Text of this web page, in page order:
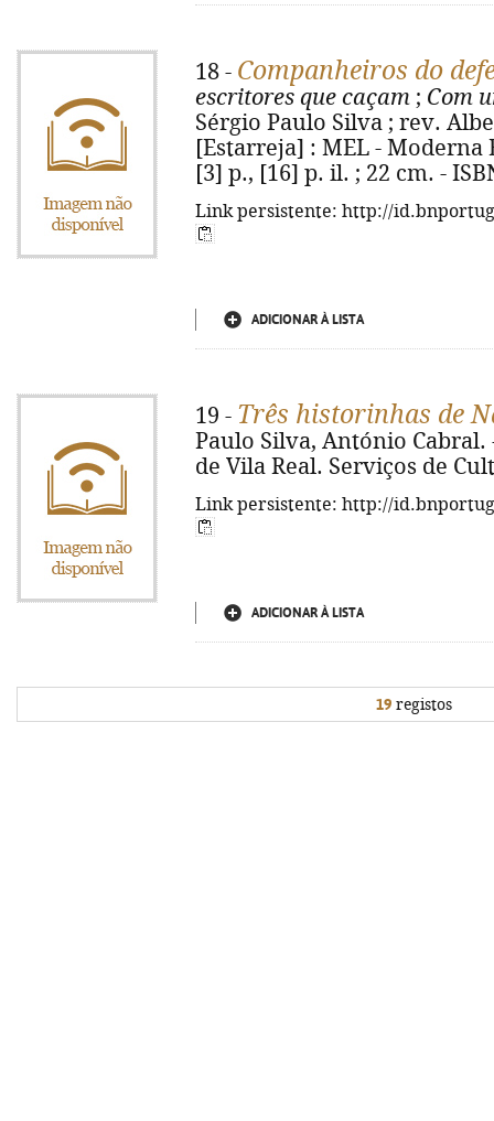
18 - Companheiros do
escritores que caçam ; Com
Sérgio Paulo Silva ; rev.
[Estarreja] : MEL - Moderna
[3] p., [16] p. il. ; 22 cm. -
Link persistente: http://
ADICIONAR À LISTA
19 - Três historinhas de
Paulo Silva, António
de Vila Real. Serviços de
Link persistente: http://
ADICIONAR À LISTA
19registos